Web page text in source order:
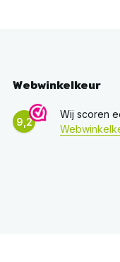
Webwinkelkeur
9,2
Wij scoren